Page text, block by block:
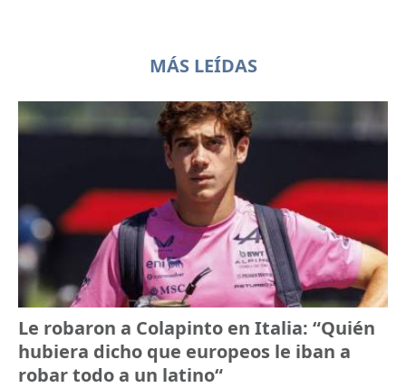
MÁS LEÍDAS
Le robaron a Colapinto en Italia: “Quién
hubiera dicho que europeos le iban a
robar todo a un latino“